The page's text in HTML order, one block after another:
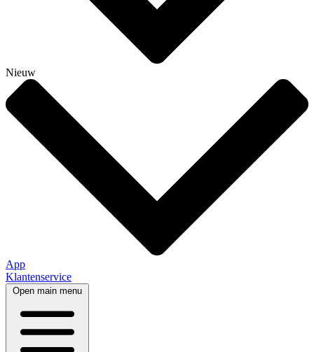
Nieuw
App
Klantenservice
Open main menu